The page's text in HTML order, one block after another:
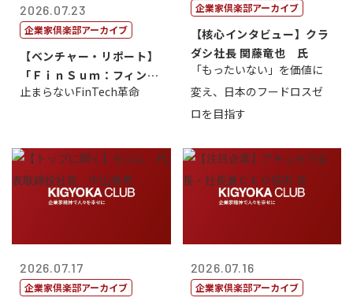
2026.07.23
企業家倶楽部アーカイブ
【ベンチャー・リポート】
「ＦｉｎＳｕｍ：フィンテ
ック・サミッ...
止まらないFinTech革命
企業家倶楽部アーカイブ
【核心インタビュー】クラ
ダシ社長 関藤竜也 氏
「もったいない」を価値に
変え、日本のフードロスゼ
ロを目指す
2026.07.17
企業家倶楽部アーカイブ
2026.07.16
企業家倶楽部アーカイブ